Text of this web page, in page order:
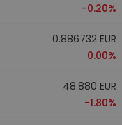
-0.20%
0.886732 EUR
0.00%
48.880 EUR
-1.80%